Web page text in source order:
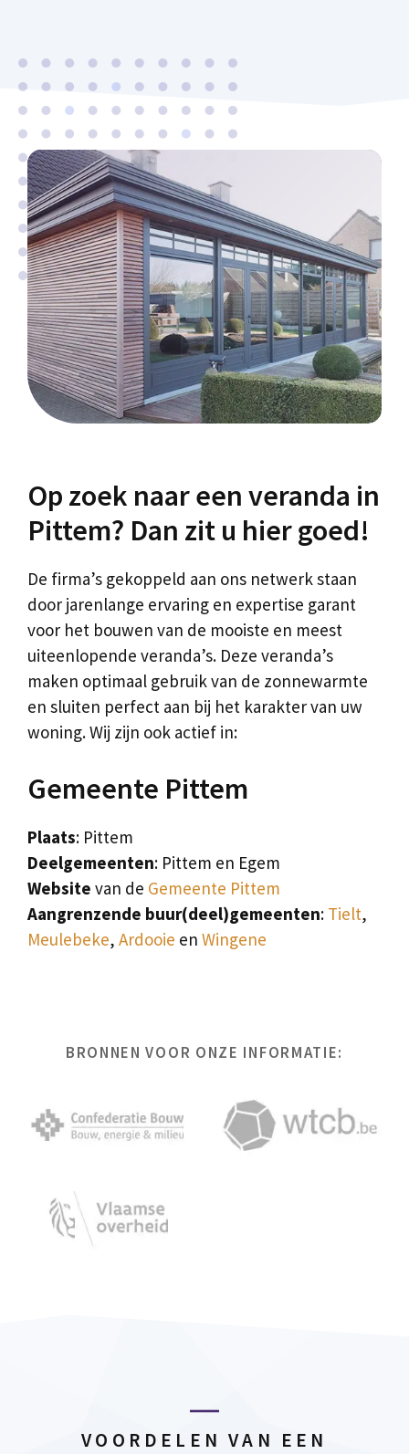
Op zoek naar een veranda in
Pittem? Dan zit u hier goed!
De firma’s gekoppeld aan ons netwerk staan
door jarenlange ervaring en expertise garant
voor het bouwen van de mooiste en meest
uiteenlopende veranda’s. Deze veranda’s
maken optimaal gebruik van de zonnewarmte
en sluiten perfect aan bij het karakter van uw
woning. Wij zijn ook actief in:
Gemeente Pittem
Plaats: Pittem
Deelgemeenten: Pittem en Egem
Website van de Gemeente Pittem
Aangrenzende buur(deel)gemeenten: Tielt,
Meulebeke, Ardooie en Wingene
BRONNEN VOOR ONZE INFORMATIE:
VOORDELEN VAN EEN